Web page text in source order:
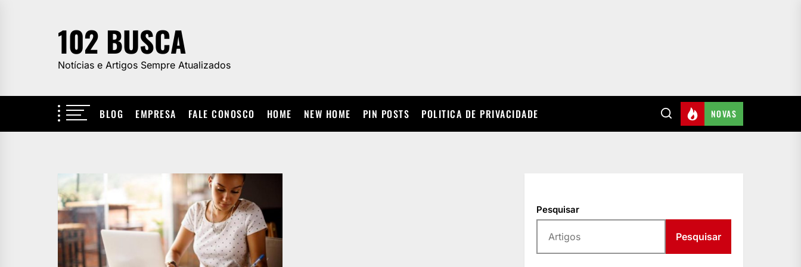
102 BUSCA
Notícias e Artigos Sempre Atualizados
BLOG EMPRESA FALE CONOSCO HOME NEW HOME PIN POSTS POLITICA DE PRIVACIDADE NOVAS
Pesquisar
Pesquisar